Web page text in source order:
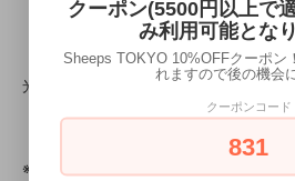
光沢のある生地にマーブル模様のプリ
※当店で扱う古着、古物について返品
クーポン(5500円以上で
み利用可能とな
Sheeps TOKYO 10%OFFクーポン
れますので後の機会
クーポンコード
831